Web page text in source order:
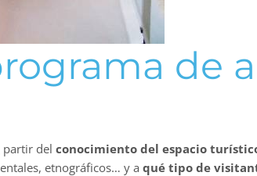
de
partir del conocimiento del espacio
etnográficos… y a qué tipo de